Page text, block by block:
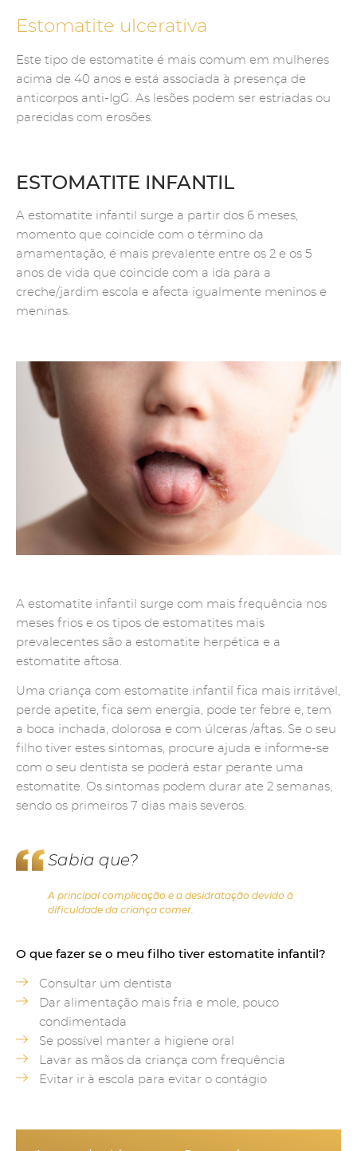
Estomatite ulcerativa
Este tipo de estomatite é mais comum em mulheres
acima de 40 anos e está associada à presença de
anticorpos anti-IgG. As lesões podem ser estriadas ou
parecidas com erosões.
ESTOMATITE INFANTIL
A estomatite infantil surge a partir dos 6 meses,
momento que coincide com o término da
amamentação, é mais prevalente entre os 2 e os 5
anos de vida que coincide com a ida para a
creche/jardim escola e afecta igualmente meninos e
meninas.
A estomatite infantil surge com mais frequência nos
meses frios e os tipos de estomatites mais
prevalecentes são a estomatite herpética e a
estomatite aftosa.
Uma criança com estomatite infantil fica mais irritável,
perde apetite, fica sem energia, pode ter febre e, tem
a boca inchada, dolorosa e com úlceras /aftas. Se o seu
filho tiver estes sintomas, procure ajuda e informe-se
com o seu dentista se poderá estar perante uma
estomatite. Os sintomas podem durar ate 2 semanas,
sendo os primeiros 7 dias mais severos.
Sabia que?
A principal complicação e a desidratação devido à
dificuldade da criança comer.
O que fazer se o meu filho tiver estomatite infantil?
Consultar um dentista
Dar alimentação mais fria e mole, pouco
condimentada
Se possível manter a higiene oral
Lavar as mãos da criança com frequência
Evitar ir à escola para evitar o contágio